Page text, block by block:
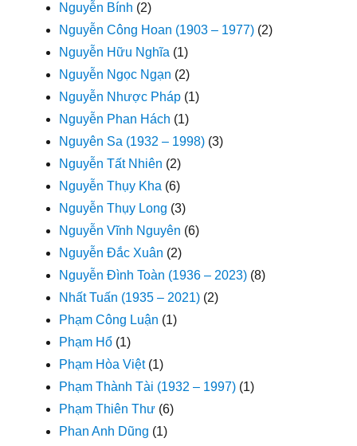
Nguyễn Bính (2)
Nguyễn Công Hoan (1903 – 1977) (2)
Nguyễn Hữu Nghĩa (1)
Nguyễn Ngọc Ngạn (2)
Nguyễn Nhược Pháp (1)
Nguyễn Phan Hách (1)
Nguyên Sa (1932 – 1998) (3)
Nguyễn Tất Nhiên (2)
Nguyễn Thụy Kha (6)
Nguyễn Thụy Long (3)
Nguyễn Vĩnh Nguyên (6)
Nguyễn Đắc Xuân (2)
Nguyễn Đình Toàn (1936 – 2023) (8)
Nhất Tuấn (1935 – 2021) (2)
Phạm Công Luận (1)
Phạm Hổ (1)
Phạm Hòa Việt(1)
Phạm Thành Tài (1932 – 1997) (1)
Phạm Thiên Thư (6)
Phan Anh Dũng (1)